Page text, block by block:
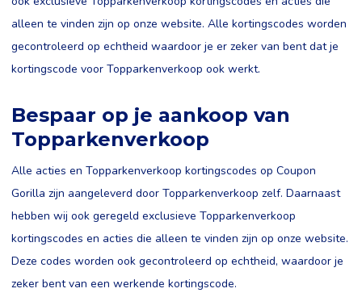
alleen te vinden zijn op onze website. Alle kortingscodes worden
gecontroleerd op echtheid waardoor je er zeker van bent dat je
kortingscode voor Topparkenverkoop ook werkt.
Bespaar op je aankoop van
Topparkenverkoop
Alle acties en Topparkenverkoop kortingscodes op Coupon
Gorilla zijn aangeleverd door Topparkenverkoop zelf. Daarnaast
hebben wij ook geregeld exclusieve Topparkenverkoop
kortingscodes en acties die alleen te vinden zijn op onze website.
Deze codes worden ook gecontroleerd op echtheid, waardoor je
zeker bent van een werkende kortingscode.